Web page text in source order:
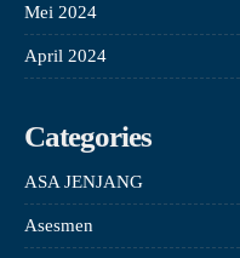
Mei 2024
April 2024
Categories
ASA JENJANG
Asesmen